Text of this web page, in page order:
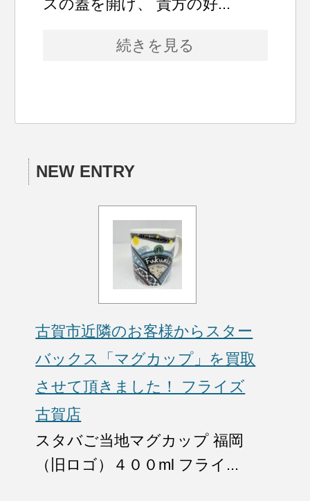
スの蓋を開け、 貴方の好...
続きを見る
NEW ENTRY
古賀市近隣のお客様からスター
バックス「マグカップ」を買取
させて頂きました！ フライズ
古賀店
スタバご当地マグカップ 福岡
（旧ロゴ）４００ml フライ...